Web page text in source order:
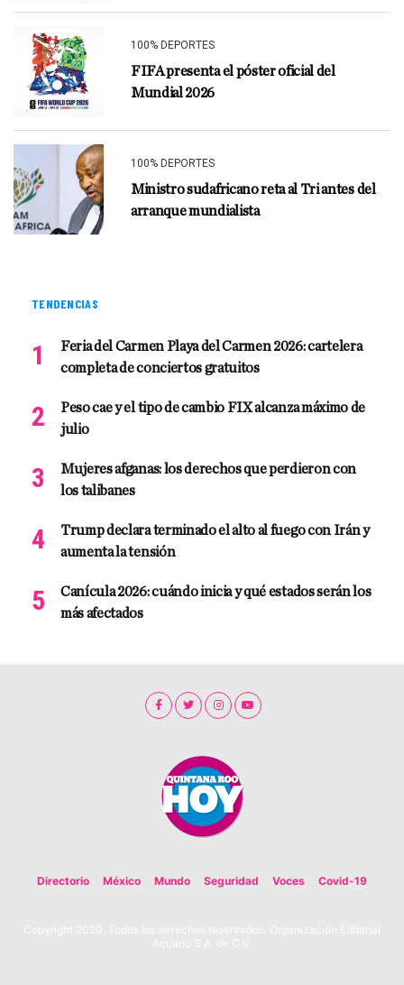
100% DEPORTES
FIFA presenta el póster oficial del
Mundial 2026
100% DEPORTES
Ministro sudafricano reta al Tri antes del
arranque mundialista
TENDENCIAS
Feria del Carmen Playa del Carmen 2026: cartelera
completa de conciertos gratuitos
Peso cae y el tipo de cambio FIX alcanza máximo de
julio
Mujeres afganas: los derechos que perdieron con
los talibanes
Trump declara terminado el alto al fuego con Irán y
aumenta la tensión
Canícula 2026: cuándo inicia y qué estados serán los
más afectados
Directorio México Mundo Seguridad Voces Covid-19